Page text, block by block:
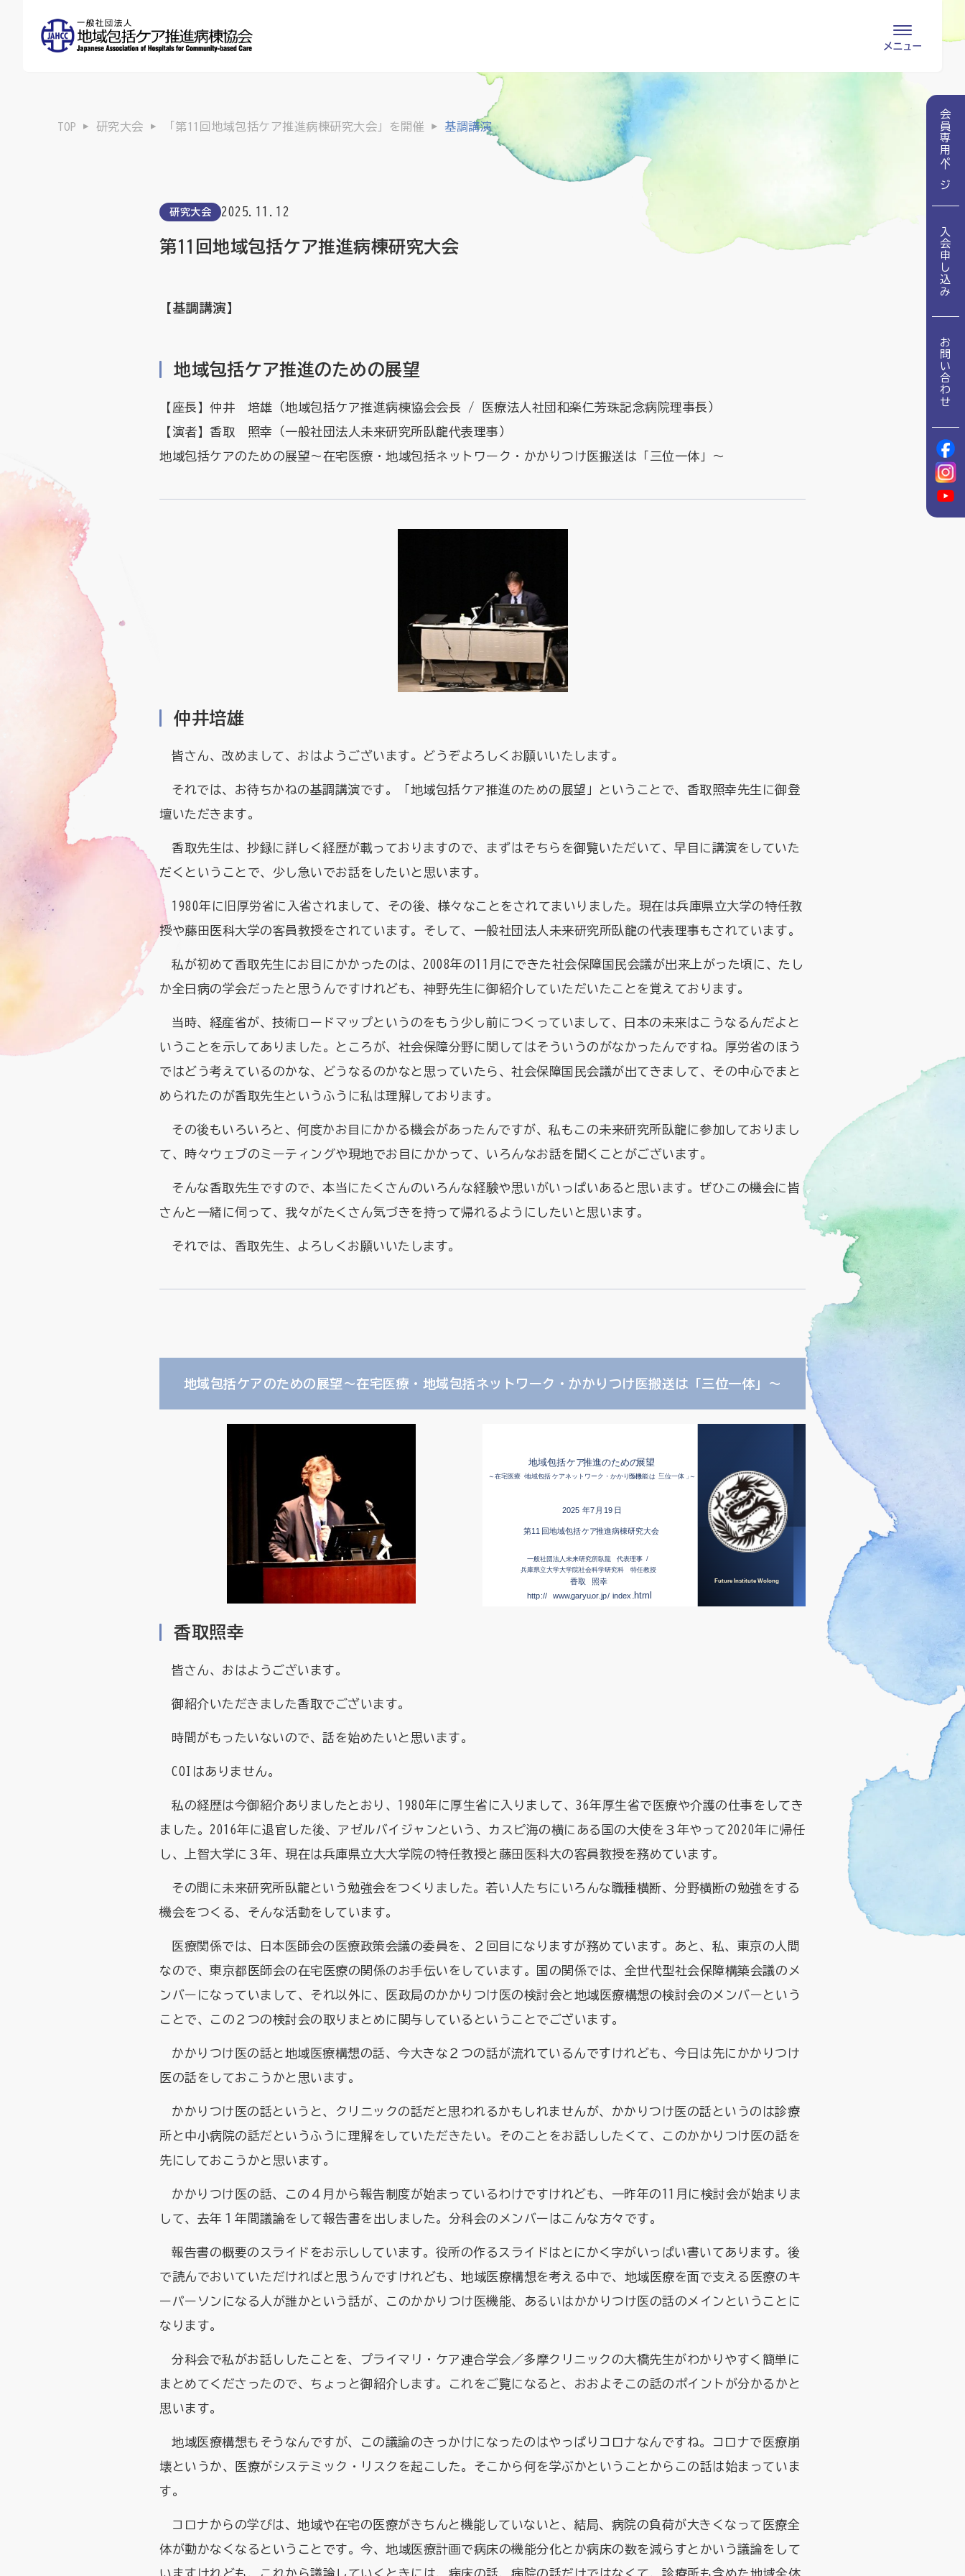
会員の皆様
役員挨拶
地域包括ケア病棟・地域包括医療病棟について学ぶ
リハビリ
研究大会
会員専用ページ
入会申し込み
お問い合わせ
TOP 研究大会 「第11回地域包括ケア推進病棟研究大会」を開催 基調講演
研究大会 2025.11.12
第11回地域包括ケア推進病棟研究大会
【基調講演】
地域包括ケア推進のための展望
【座長】仲井 培雄（地域包括ケア推進病棟協会会長 / 医療法人社団和楽仁芳珠記念病院理事長）
【演者】香取 照幸（一般社団法人未来研究所臥龍代表理事）
地域包括ケアのための展望～在宅医療・地域包括ネットワーク・かかりつけ医搬送は「三位一体」～
仲井培雄
皆さん、改めまして、おはようございます。どうぞよろしくお願いいたします。
それでは、お待ちかねの基調講演です。「地域包括ケア推進のための展望」ということで、香取照幸先生に御登
壇いただきます。
香取先生は、抄録に詳しく経歴が載っておりますので、まずはそちらを御覧いただいて、早目に講演をしていた
だくということで、少し急いでお話をしたいと思います。
1980年に旧厚労省に入省されまして、その後、様々なことをされてまいりました。現在は兵庫県立大学の特任教
授や藤田医科大学の客員教授をされています。そして、一般社団法人未来研究所臥龍の代表理事もされています。
私が初めて香取先生にお目にかかったのは、2008年の11月にできた社会保障国民会議が出来上がった頃に、たし
か全日病の学会だったと思うんですけれども、神野先生に御紹介していただいたことを覚えております。
当時、経産省が、技術ロードマップというのをもう少し前につくっていまして、日本の未来はこうなるんだよと
いうことを示してありました。ところが、社会保障分野に関してはそういうのがなかったんですね。厚労省のほう
ではどう考えているのかな、どうなるのかなと思っていたら、社会保障国民会議が出てきまして、その中心でまと
められたのが香取先生というふうに私は理解しております。
その後もいろいろと、何度かお目にかかる機会があったんですが、私もこの未来研究所臥龍に参加しておりまし
て、時々ウェブのミーティングや現地でお目にかかって、いろんなお話を聞くことがございます。
そんな香取先生ですので、本当にたくさんのいろんな経験や思いがいっぱいあると思います。ぜひこの機会に皆
さんと一緒に伺って、我々がたくさん気づきを持って帰れるようにしたいと思います。
それでは、香取先生、よろしくお願いいたします。
地域包括ケアのための展望～在宅医療・地域包括ネットワーク・かかりつけ医搬送は「三位一体」～
香取照幸
皆さん、おはようございます。
御紹介いただきました香取でございます。
時間がもったいないので、話を始めたいと思います。
COIはありません。
私の経歴は今御紹介ありましたとおり、1980年に厚生省に入りまして、36年厚生省で医療や介護の仕事をしてき
ました。2016年に退官した後、アゼルバイジャンという、カスピ海の横にある国の大使を３年やって2020年に帰任
し、上智大学に３年、現在は兵庫県立大大学院の特任教授と藤田医科大の客員教授を務めています。
その間に未来研究所臥龍という勉強会をつくりました。若い人たちにいろんな職種横断、分野横断の勉強をする
機会をつくる、そんな活動をしています。
医療関係では、日本医師会の医療政策会議の委員を、２回目になりますが務めています。あと、私、東京の人間
なので、東京都医師会の在宅医療の関係のお手伝いをしています。国の関係では、全世代型社会保障構築会議のメ
ンバーになっていまして、それ以外に、医政局のかかりつけ医の検討会と地域医療構想の検討会のメンバーという
ことで、この２つの検討会の取りまとめに関与しているということでございます。
かかりつけ医の話と地域医療構想の話、今大きな２つの話が流れているんですけれども、今日は先にかかりつけ
医の話をしておこうかと思います。
かかりつけ医の話というと、クリニックの話だと思われるかもしれませんが、かかりつけ医の話というのは診療
所と中小病院の話だというふうに理解をしていただきたい。そのことをお話ししたくて、このかかりつけ医の話を
先にしておこうかと思います。
かかりつけ医の話、この４月から報告制度が始まっているわけですけれども、一昨年の11月に検討会が始まりま
して、去年１年間議論をして報告書を出しました。分科会のメンバーはこんな方々です。
報告書の概要のスライドをお示ししています。役所の作るスライドはとにかく字がいっぱい書いてあります。後
で読んでおいていただければと思うんですけれども、地域医療構想を考える中で、地域医療を面で支える医療のキ
ーパーソンになる人が誰かという話が、このかかりつけ医機能、あるいはかかりつけ医の話のメインということに
なります。
分科会で私がお話ししたことを、プライマリ・ケア連合学会／多摩クリニックの大橋先生がわかりやすく簡単に
まとめてくださったので、ちょっと御紹介します。これをご覧になると、おおよそこの話のポイントが分かるかと
思います。
地域医療構想もそうなんですが、この議論のきっかけになったのはやっぱりコロナなんですね。コロナで医療崩
壊というか、医療がシステミック・リスクを起こした。そこから何を学ぶかということからこの話は始まっていま
す。
コロナからの学びは、地域や在宅の医療がきちんと機能していないと、結局、病院の負荷が大きくなって医療全
体が動かなくなるということです。今、地域医療計画で病床の機能分化とか病床の数を減らすとかいう議論をして
いますけれども、これから議論していくときには、病床の話、病院の話だけではなくて、診療所も含めた地域全体